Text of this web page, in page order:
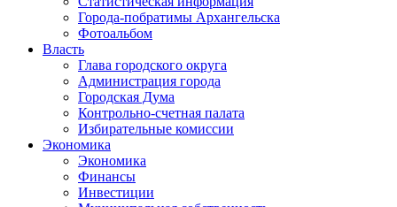
Города-побратимы Архангельска
Фотоальбом
Власть
Глава городского округа
Администрация города
Городская Дума
Контрольно-счетная палата
Избирательные комиссии
Экономика
Экономика
Финансы
Инвестиции